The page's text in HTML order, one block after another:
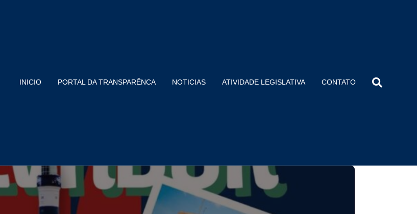
INICIO PORTAL DA TRANSPARÊNCA NOTICIAS ATIVIDADE LEGISLATIVA CONTATO